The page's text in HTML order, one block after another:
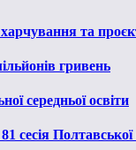
та
гривень
середньої освіти
сесія Полтавської